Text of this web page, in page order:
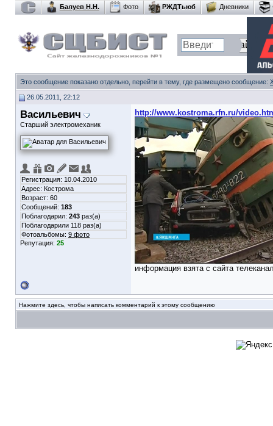
Балуев Н.Н. Фото РЖДТьюб Дневники
Это сообщение показано отдельно, перейти в тему, где размещено сообщение:
26.05.2011, 22:12
Васильевич
Старший электромеханик
Регистрация: 10.04.2010
Адрес: Кострома
Возраст: 60
Сообщений: 183
Поблагодарил: 243 раз(а)
Поблагодарили 118 раз(а)
Фотоальбомы: 9 фото
Репутация: 25
http://www.kostroma.rfn.ru/
информация взята с сайта
Нажмите здесь, чтобы написать комментарий к этому сообщению